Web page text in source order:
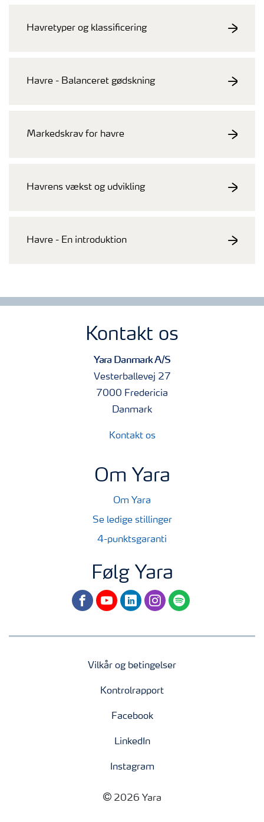
Havretyper og klassificering
Havre - Balanceret gødskning
Markedskrav for havre
Havrens vækst og udvikling
Havre - En introduktion
Kontakt os
Yara Danmark A/S
Vesterballevej 27
7000 Fredericia
Danmark
Kontakt os
Om Yara
Om Yara
Se ledige stillinger
4-punktsgaranti
Følg Yara
facebookyoutubelinkedininstagram
spotify
Vilkår og betingelser
Kontrolrapport
Facebook
LinkedIn
Instagram
2026 Yara